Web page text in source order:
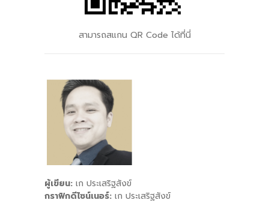
สามารถสแกน QR Code ได้ที่นี่
ผู้เขียน: เก ประเสริฐสังข์
กราฟิกดีไซน์เนอร์: เก ประเสริฐสังข์